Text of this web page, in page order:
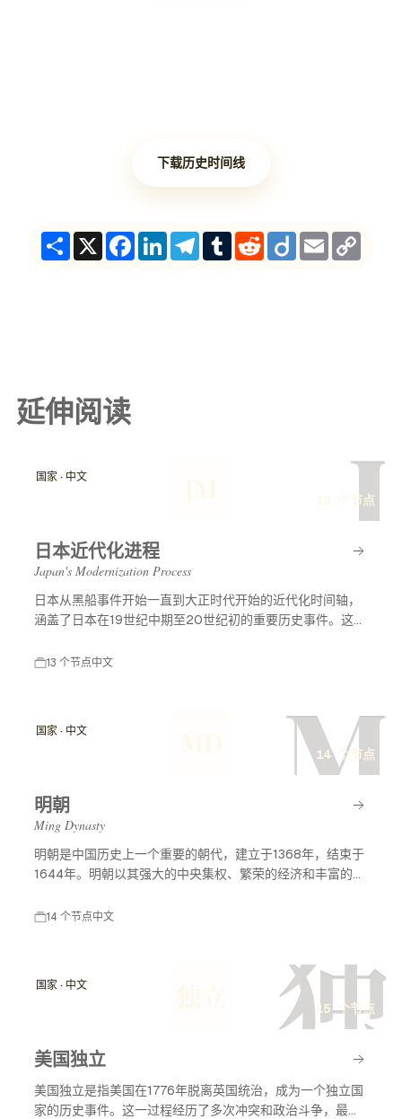
下载历史时间线
ShareX Facebook
LinkedInTelegram
TumblrRedditDiigoEmail
延伸阅读
J
国家 · 中文
13 个节点
日本近代化进程
Japan's Modernization Process
日本从黑船事件开始一直到大正时代开始的近代化时间轴，
涵盖了日本在19世纪中期至20世纪初的重要历史事件。这一
列强的压力、明治维新等重大改革，最终形成了现代化的日
13 个节点中文
M
国家 · 中文
14 个节点
明朝
Ming Dynasty
明朝是中国历史上一个重要的朝代，建立于1368年，结束于
1644年。明朝以其强大的中央集权、繁荣的经济和丰富的文
事件，包括朱元璋的建立、郑和下西洋、万历皇帝的统治
14 个节点中文
独
国家 · 中文
15 个节点
美国独立
美国独立是指美国在1776年脱离英国统治，成为一个独立国
家的历史事件。这一过程经历了多次冲突和政治斗争，最终